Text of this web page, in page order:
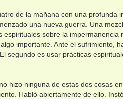
de la mañana con una profunda
una nueva guerra. Una
sobre la
importante. Ante el sufrimiento,
segundo es usar prácticas
hizo ninguna de estas dos cosas
Habló abiertamente de ello.